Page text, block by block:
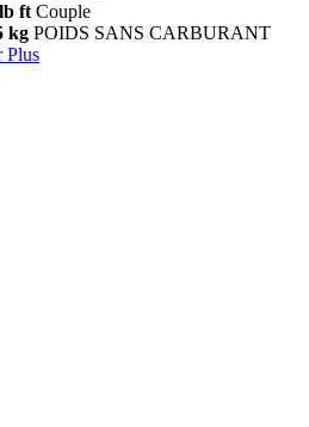
ft Couple
kg POIDS SANS CARBURANT
Plus